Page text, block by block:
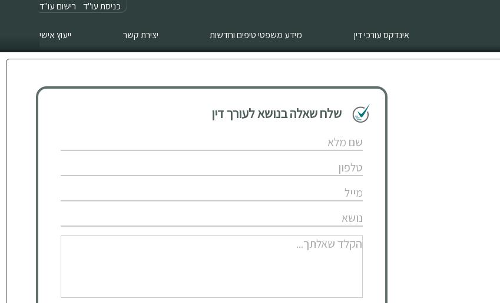
כניסת עו"ד רישום עו"ד
אינדקס עורכי דין מידע משפטי טיפים וחדשות יצירת קשר ייעוץ אישי
שלח שאלה בנושא לעורך דין